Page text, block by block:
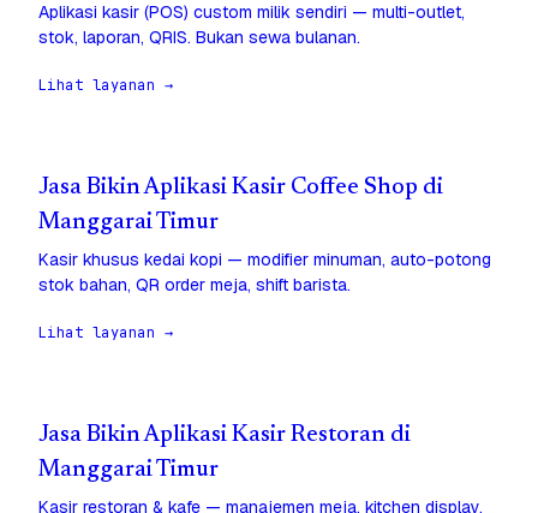
Aplikasi kasir (POS) custom milik sendiri — multi-outlet,
stok, laporan, QRIS. Bukan sewa bulanan.
Lihat layanan →
Jasa Bikin Aplikasi Kasir Coffee Shop di
Manggarai Timur
Kasir khusus kedai kopi — modifier minuman, auto-potong
stok bahan, QR order meja, shift barista.
Lihat layanan →
Jasa Bikin Aplikasi Kasir Restoran di
Manggarai Timur
Kasir restoran & kafe — manajemen meja, kitchen display,